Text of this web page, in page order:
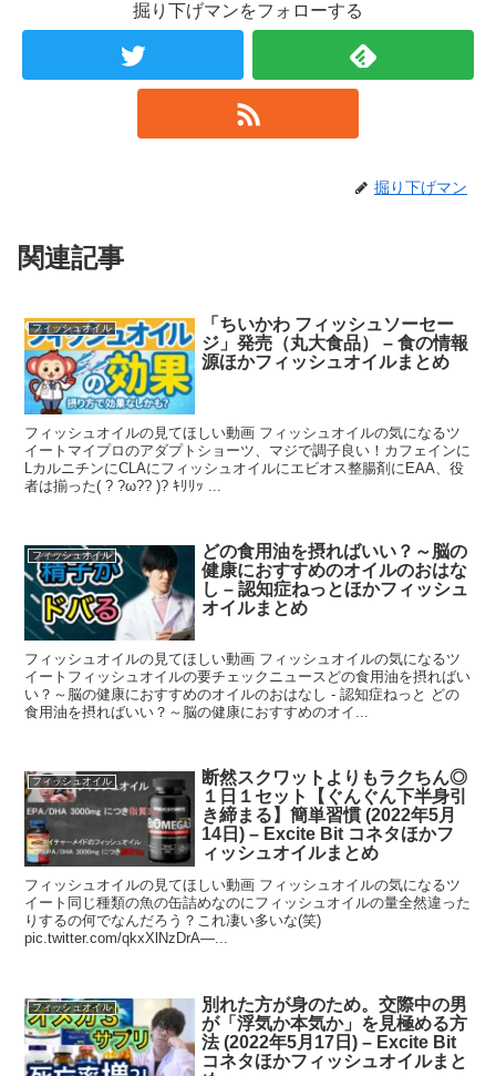
掘り下げマンをフォローする
掘り下げマン
関連記事
フィッシュオイル
「ちいかわ フィッシュソーセー
ジ」発売（丸大食品） – 食の情報
源ほかフィッシュオイルまとめ
フィッシュオイルの見てほしい動画 フィッシュオイルの気になるツ
イートマイプロのアダプトショーツ、マジで調子良い！カフェインに
LカルニチンにCLAにフィッシュオイルにエビオス整腸剤にEAA、役
者は揃った( ? ?ω?? )? ｷﾘﾘｯ ...
フィッシュオイル
どの食用油を摂ればいい？～脳の
健康におすすめのオイルのおはな
し – 認知症ねっとほかフィッシュ
オイルまとめ
フィッシュオイルの見てほしい動画 フィッシュオイルの気になるツ
イートフィッシュオイルの要チェックニュースどの食用油を摂ればい
い？～脳の健康におすすめのオイルのおはなし - 認知症ねっと どの
食用油を摂ればいい？～脳の健康におすすめのオイ...
フィッシュオイル
断然スクワットよりもラクちん◎
１日１セット【ぐんぐん下半身引
き締まる】簡単習慣 (2022年5月
14日) – Excite Bit コネタほかフ
ィッシュオイルまとめ
フィッシュオイルの見てほしい動画 フィッシュオイルの気になるツ
イート同じ種類の魚の缶詰めなのにフィッシュオイルの量全然違った
りするの何でなんだろう？これ凄い多いな(笑)
pic.twitter.com/qkxXlNzDrA—...
フィッシュオイル
別れた方が身のため。交際中の男
が「浮気か本気か」を見極める方
法 (2022年5月17日) – Excite Bit
コネタほかフィッシュオイルまと